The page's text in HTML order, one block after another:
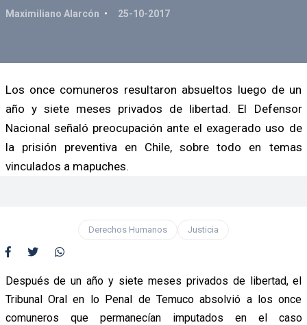
Maximiliano Alarcón 25-10-2017
Los once comuneros resultaron absueltos luego de un
año y siete meses privados de libertad. El Defensor
Nacional señaló preocupación ante el exagerado uso de
la prisión preventiva en Chile, sobre todo en temas
vinculados a mapuches.
Derechos Humanos Justicia
Después de un año y siete meses privados de libertad, el
Tribunal Oral en lo Penal de Temuco absolvió a los once
comuneros que permanecían imputados en el caso